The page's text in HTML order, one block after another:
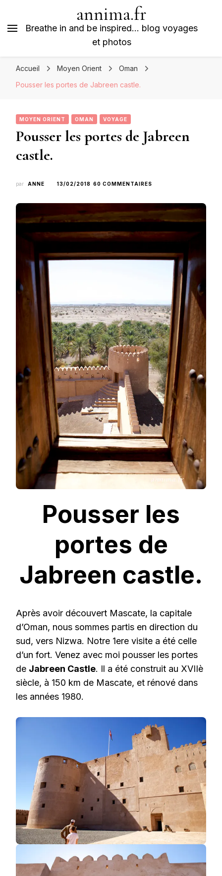
annima.fr
Breathe in and be inspired… blog voyages
et photos
Accueil Moyen Orient
Oman
Pousser les portes de Jabreen castle.
MOYEN ORIENT OMAN VOYAGE
Pousser les portes de Jabreen
castle.
par ANNE 13/02/2018 60 COMMENTAIRES
PORTES
CASTLE.
Pousser les
portes de
Jabreen castle.
Après avoir découvert Mascate, la capitale
d’Oman, nous sommes partis en direction du
sud, vers Nizwa. Notre 1ere visite a été celle
d’un fort. Venez avec moi pousser les portes
de Jabreen Castle. Il a été construit au XVIIè
siècle, à 150 km de Mascate, et rénové dans
les années 1980.